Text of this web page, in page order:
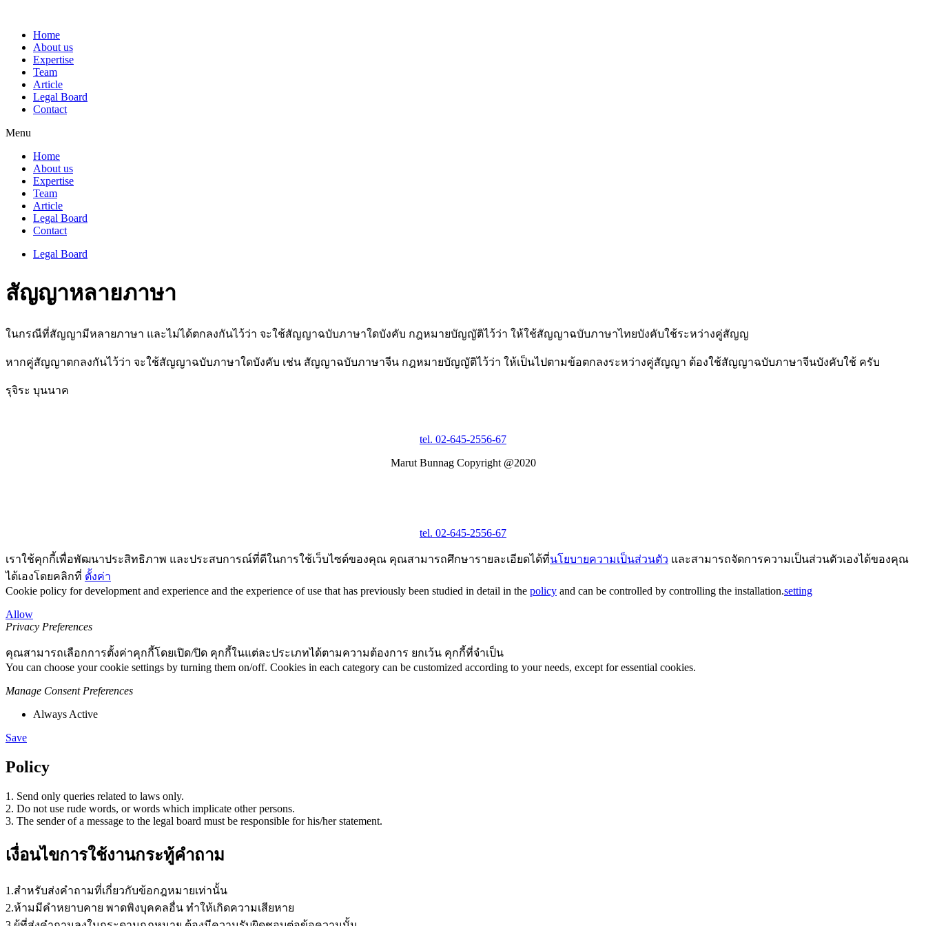
Home
About us
Expertise
Team
Article
Legal Board
Contact
Menu
Home
About us
Expertise
Team
Article
Legal Board
Contact
Legal Board
สัญญาหลายภาษา
ในกรณีที่สัญญามีหลายภาษา และไม่ได้ตกลงกันไว้ว่า จะใช้สัญญาฉบับภาษาใดบังคับ กฎหมายบัญญัติไว้ว่า ให้ใช้สัญญาฉบับภาษาไทยบังคับใช้ระหว่างคู่สัญญ
หากคู่สัญญาตกลงกันไว้ว่า จะใช้สัญญาฉบับภาษาใดบังคับ เช่น สัญญาฉบับภาษาจีน กฎหมายบัญญัติไว้ว่า ให้เป็นไปตามข้อตกลงระหว่างคู่สัญญา ต้องใช้สัญญาฉบับภาษาจีนบังคับใช้ ครับ
รุจิระ บุนนาค
tel. 02-645-2556-67
Marut Bunnag Copyright @2020
tel. 02-645-2556-67
เราใช้คุกกี้เพื่อพัฒนาประสิทธิภาพ และประสบการณ์ที่ดีในการใช้เว็บไซต์ของคุณ คุณสามารถศึกษารายละเอียดได้ที่นโยบายความเป็นส่วนตัว และสามารถจัดการความเป็นส่วนตัวเองได้ของคุณ
ได้เองโดยคลิกที่ ตั้งค่า
Cookie policy for development and experience and the experience of use that has previously been studied in detail in the policy and can be controlled by controlling the installation.setting
Allow
Privacy Preferences
คุณสามารถเลือกการตั้งค่าคุกกี้โดยเปิด/ปิด คุกกี้ในแต่ละประเภทได้ตามความต้องการ ยกเว้น คุกกี้ที่จำเป็น
You can choose your cookie settings by turning them on/off. Cookies in each category can be customized according to your needs, except for essential cookies.
Manage Consent Preferences
Always Active
Save
Policy
1. Send only queries related to laws only.
2. Do not use rude words, or words which implicate other persons.
3. The sender of a message to the legal board must be responsible for his/her statement.
เงื่อนไขการใช้งานกระทู้คำถาม
1.สำหรับส่งคำถามที่เกี่ยวกับข้อกฎหมายเท่านั้น
2.ห้ามมีคำหยาบคาย พาดพิงบุคคลอื่น ทำให้เกิดความเสียหาย